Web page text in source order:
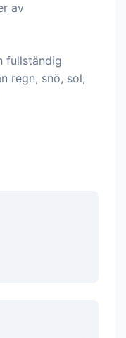
av
fullständig
regn, snö, sol,